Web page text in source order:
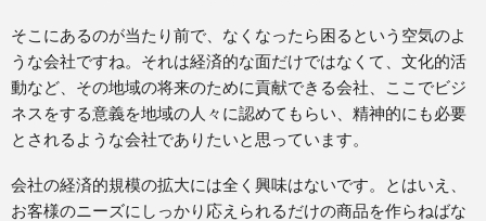
そこにあるのが当たり前で、なくなったら困るという空気のよ
うな会社ですね。それは経済的な面だけではなくて、文化的活
動など、その地域の将来のために貢献できる会社、ここでビジ
ネスをする意義を地域の人々に認めてもらい、精神的にも必要
とされるような会社でありたいと思っています。
会社の経済的規模の拡大には全く興味はないです。とはいえ、
お客様のニーズにしっかり応えられるだけの商品を作らねばな